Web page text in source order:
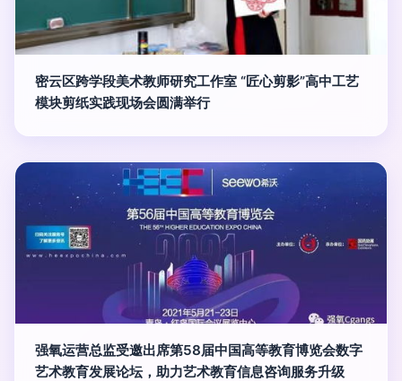
密云区跨学段美术教师研究工作室 “匠心剪影”高中工艺
模块剪纸实践现场会圆满举行
强氧运营总监受邀出席第58届中国高等教育博览会数字
艺术教育发展论坛，助力艺术教育信息咨询服务升级